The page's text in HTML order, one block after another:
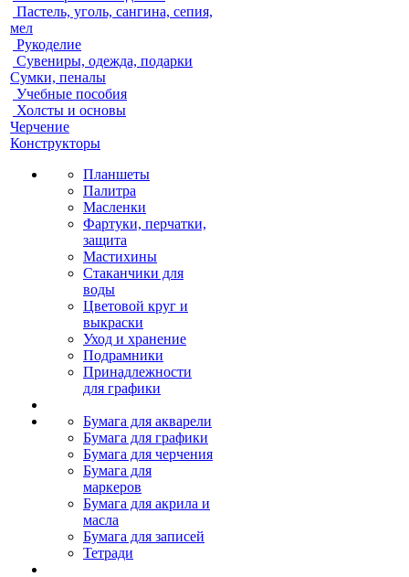
Пастель, уголь, сангина, сепия,
мел
Рукоделие
Сувениры, одежда, подарки
Сумки, пеналы
Учебные пособия
Холсты и основы
Черчение
Конструкторы
Планшеты
Палитра
Масленки
Фартуки, перчатки,
защита
Мастихины
Стаканчики для
воды
Цветовой круг и
выкраски
Уход и хранение
Подрамники
Принадлежности
для графики
Бумага для акварели
Бумага для графики
Бумага для черчения
Бумага для
маркеров
Бумага для акрила и
масла
Бумага для записей
Тетради